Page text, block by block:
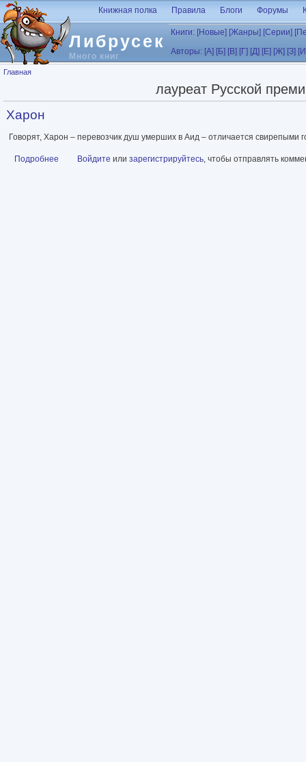
Перейти к основному содержанию
Либрусек
Много книг
Книжная полка Правила Блоги Форумы
Книги: [Новые] [Жанры] [Серии]
Авторы: [А] [Б] [В] [Г] [Д] [Е] [Ж] [З]
Вы здесь
Главная
лауреат Русской
Харон
Говорят, Харон – перевозчик душ умерших в Аид – отличается свирепыми
Подробнее о ХаронВойдите или зарегистрируйтесь, чтобы отправлять